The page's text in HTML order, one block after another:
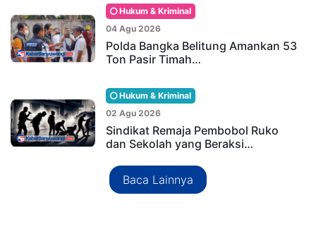
Hukum & Kriminal
04 Agu 2026
Polda Bangka Belitung Amankan 53
Ton Pasir Timah…
Hukum & Kriminal
02 Agu 2026
Sindikat Remaja Pembobol Ruko
dan Sekolah yang Beraksi…
Baca Lainnya